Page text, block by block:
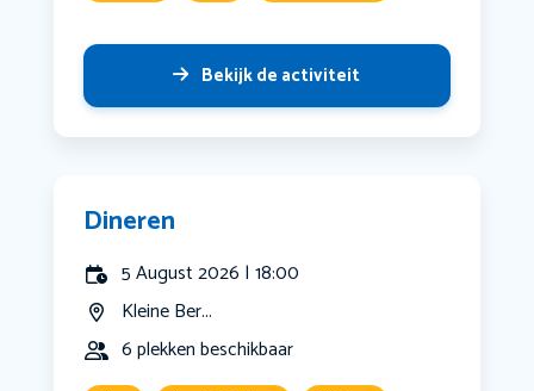
Bekijk de activiteit
Dineren
5 August 2026 | 18:00
Kleine Ber...
6 plekken beschikbaar